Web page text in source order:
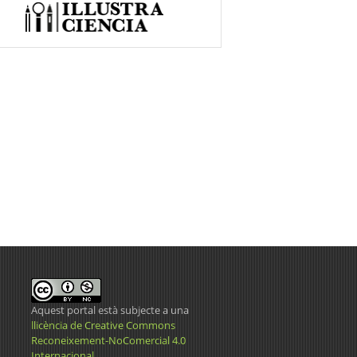
Aquest portal està subjecte a una
llicència de Creative Commons
Reconeixement-NoComercial 4.0